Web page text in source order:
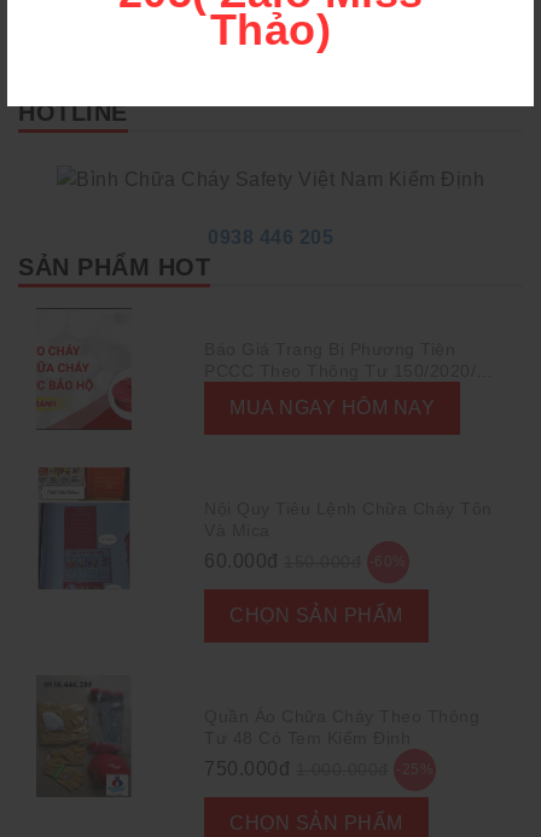
HOTLINE
0938 446 205
SẢN PHẨM HOT
PCCC Theo Thông Tư 150/2020/TT-
MUA NGAY HÔM NAY
60.000đ -60%
CHỌN SẢN PHẨM
750.000đ -25%
CHỌN SẢN PHẨM
Thảo)